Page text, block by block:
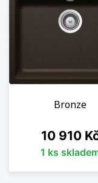
Bronze
Cena
10 910
1 ks